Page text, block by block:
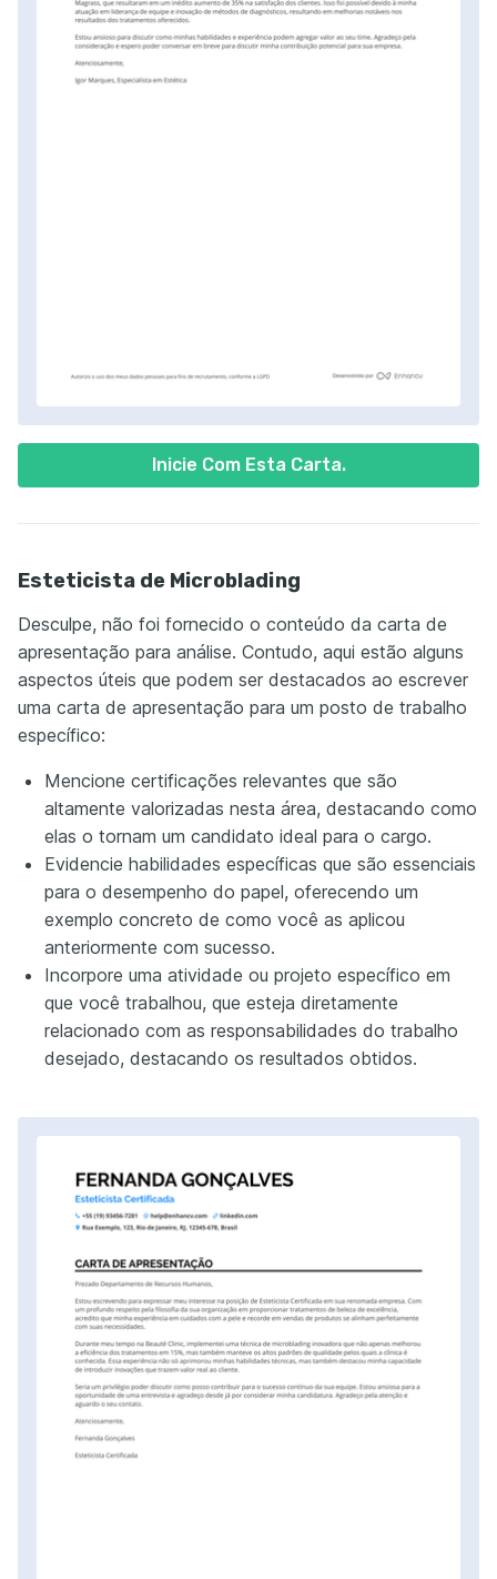
Inicie Com Esta Carta.
Esteticista de Microblading
Desculpe, não foi fornecido o conteúdo da carta de
apresentação para análise. Contudo, aqui estão alguns
aspectos úteis que podem ser destacados ao escrever
uma carta de apresentação para um posto de trabalho
específico:
Mencione certificações relevantes que são
altamente valorizadas nesta área, destacando como
elas o tornam um candidato ideal para o cargo.
Evidencie habilidades específicas que são essenciais
para o desempenho do papel, oferecendo um
exemplo concreto de como você as aplicou
anteriormente com sucesso.
Incorpore uma atividade ou projeto específico em
que você trabalhou, que esteja diretamente
relacionado com as responsabilidades do trabalho
desejado, destacando os resultados obtidos.